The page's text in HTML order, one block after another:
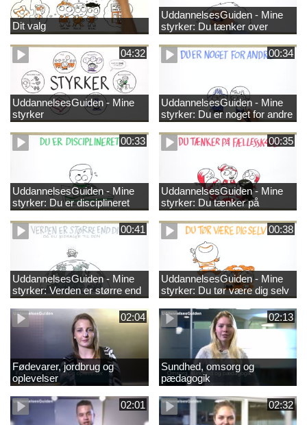
Dit valg
UddannelsesGuiden - Mine
styrker: Du tænker over
tingene
04:32
UddannelsesGuiden - Mine
styrker
00:34
UddannelsesGuiden - Mine
styrker: Du er noget for andre
00:33
UddannelsesGuiden - Mine
styrker: Du er disciplineret
00:35
UddannelsesGuiden - Mine
styrker: Du tænker på
fællesskabet
00:41
UddannelsesGuiden - Mine
styrker: Verden er større end
dig og du bidrager til den
00:38
UddannelsesGuiden - Mine
styrker: Du tør være dig selv
02:04
Fødevarer, jordbrug og
oplevelser
02:13
Sundhed, omsorg og
pædagogik
02:01 02:32